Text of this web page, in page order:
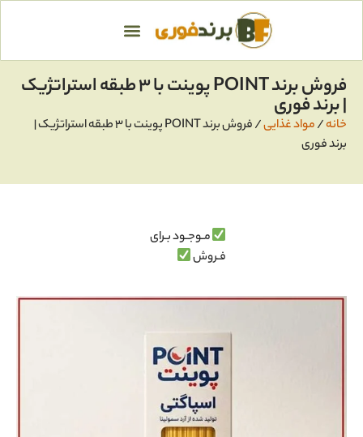
فروش برند POINT پوينت با ۳ طبقه استراتژیک
| برند فوری
خانه/مواد غذایی
/ فروش برند POINT پوينت با ۳ طبقه استراتژیک |
برند فوری
مـوجـود بـرای
فـروش